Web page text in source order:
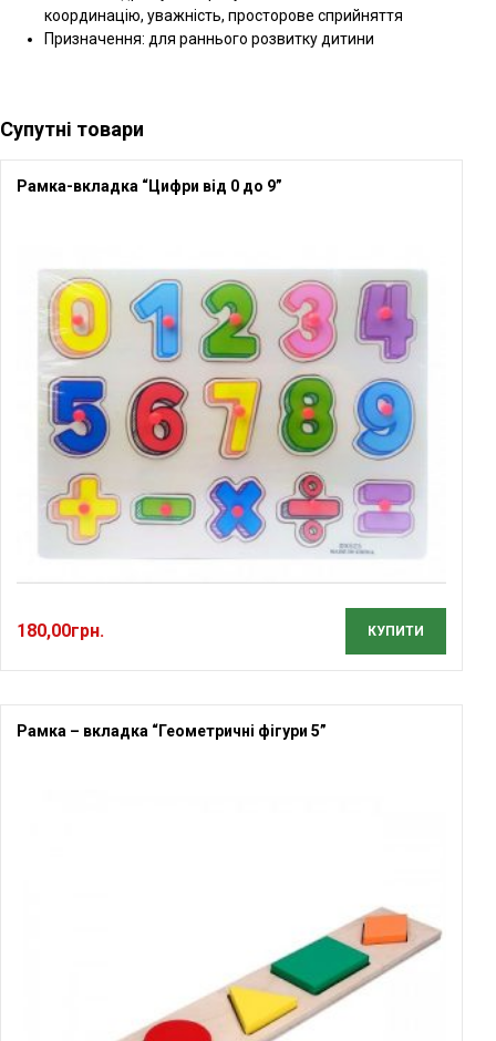
координацію, уважність, просторове сприйняття
Призначення: для раннього розвитку дитини
Супутні товари
Рамка-вкладка “Цифри від 0 до 9”
180,00грн. КУПИТИ
Рамка – вкладка “Геометричні фігури 5”